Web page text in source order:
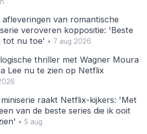
afleveringen van romantische
veroveren koppositie: 'Beste
tot nu toe' • 7 aug 2026
thriller met Wagner Moura
Lee nu te zien op Netflix
raakt Netflix-kijkers: 'Met
van de beste series die ik ooit
• 5 aug